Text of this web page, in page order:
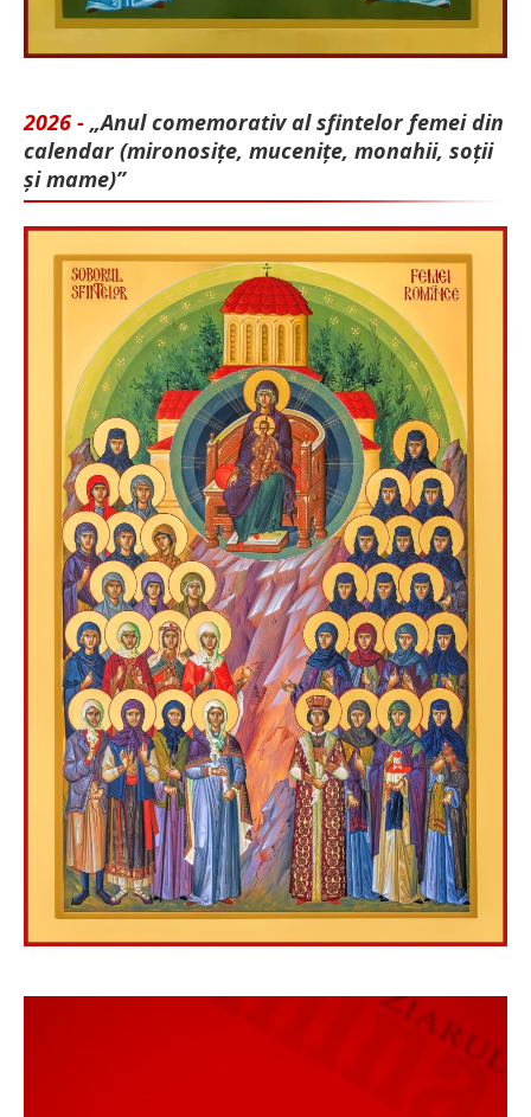
2026 - „Anul comemorativ al sfintelor femei din
calendar (mironosițe, mu­cenițe, monahii, soții
și mame)”